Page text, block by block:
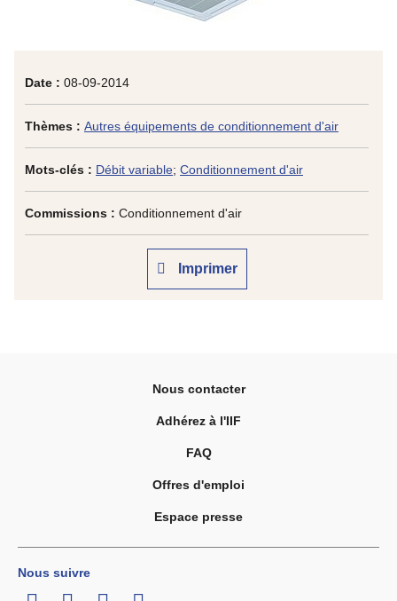
Date : 08-09-2014
Thèmes : Autres équipements de conditionnement d'air
Mots-clés : Débit variable; Conditionnement d'air
Commissions : Conditionnement d'air
Imprimer
Nous contacter
Adhérez à l'IIF
FAQ
Offres d'emploi
Espace presse
Nous suivre